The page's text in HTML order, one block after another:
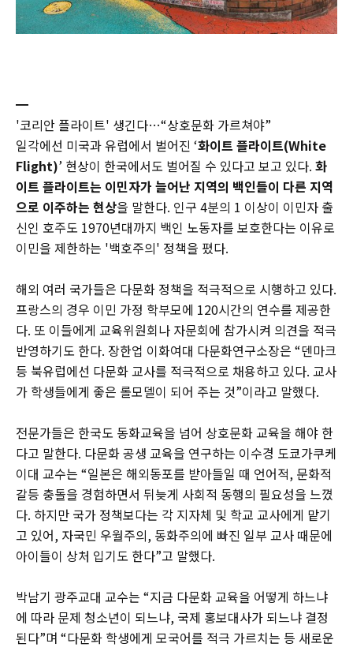
━
'코리안 플라이트' 생긴다…“상호문화 가르쳐야”
일각에선 미국과 유럽에서 벌어진 ‘화이트 플라이트(White
Flight)’ 현상이 한국에서도 벌어질 수 있다고 보고 있다. 화
이트 플라이트는 이민자가 늘어난 지역의 백인들이 다른 지역
으로 이주하는 현상을 말한다. 인구 4분의 1 이상이 이민자 출
신인 호주도 1970년대까지 백인 노동자를 보호한다는 이유로
이민을 제한하는 '백호주의' 정책을 폈다.
해외 여러 국가들은 다문화 정책을 적극적으로 시행하고 있다.
프랑스의 경우 이민 가정 학부모에 120시간의 연수를 제공한
다. 또 이들에게 교육위원회나 자문회에 참가시켜 의견을 적극
반영하기도 한다. 장한업 이화여대 다문화연구소장은 “덴마크
등 북유럽에선 다문화 교사를 적극적으로 채용하고 있다. 교사
가 학생들에게 좋은 롤모델이 되어 주는 것”이라고 말했다.
전문가들은 한국도 동화교육을 넘어 상호문화 교육을 해야 한
다고 말한다. 다문화 공생 교육을 연구하는 이수경 도쿄가쿠케
이대 교수는 “일본은 해외동포를 받아들일 때 언어적, 문화적
갈등 충돌을 경험하면서 뒤늦게 사회적 동행의 필요성을 느꼈
다. 하지만 국가 정책보다는 각 지자체 및 학교 교사에게 맡기
고 있어, 자국민 우월주의, 동화주의에 빠진 일부 교사 때문에
아이들이 상처 입기도 한다”고 말했다.
박남기 광주교대 교수는 “지금 다문화 교육을 어떻게 하느냐
에 따라 문제 청소년이 되느냐, 국제 홍보대사가 되느냐 결정
된다”며 “다문화 학생에게 모국어를 적극 가르치는 등 새로운